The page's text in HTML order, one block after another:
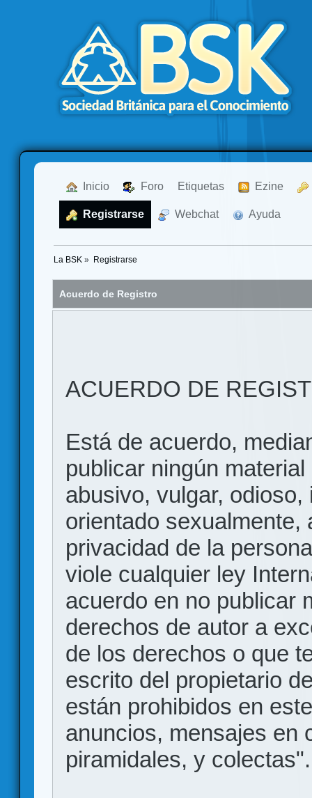
Inicio Foro Etiquetas Ezine
Registrarse Webchat Ayuda
La BSK » Registrarse
Acuerdo de Registro
ACUERDO DE
Está de acuerdo,
publicar ningún
abusivo, vulgar,
orientado sexualmente,
privacidad de la
viole cualquier ley
acuerdo en no publicar
derechos de autor a
de los derechos o que
escrito del propietario
están prohibidos en
anuncios, mensajes en
piramidales, y colectas".